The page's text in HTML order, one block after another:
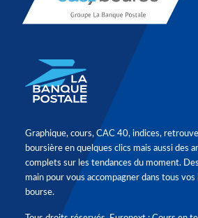
Graphique, cours, CAC 40, indices,
boursière en quelques clics mais aussi des
complets sur les tendances du moment.
main pour vous accompagner dans tous
bourse.